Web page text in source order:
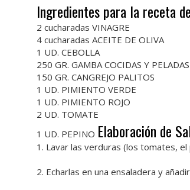
Ingredientes para la receta
2 cucharadas VINAGRE
4 cucharadas ACEITE DE OLIVA
1 UD. CEBOLLA
250 GR. GAMBA COCIDAS Y PELADAS
150 GR. CANGREJO PALITOS
1 UD. PIMIENTO VERDE
1 UD. PIMIENTO ROJO
2 UD. TOMATE
1 UD. PEPINO Elaboración de
1. Lavar las verduras (los tomates,
2. Echarlas en una ensaladera y